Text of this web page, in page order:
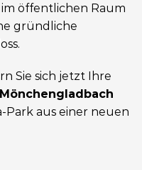
öffentlichen Raum
gründliche
Sie sich jetzt Ihre
Park aus einer neuen